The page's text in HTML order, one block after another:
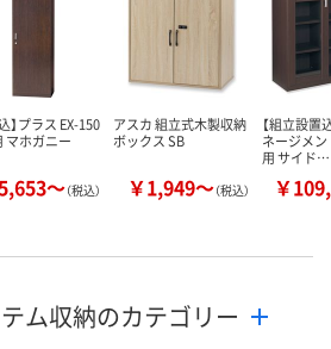
】プラス EX-150
マホガニー
～（税込）
アスカ 組立式木製収納
ボックス SB
￥1,949～（税込）
【組立設置
ネージメ
用 サイド…
￥
ム収納のカテゴリー